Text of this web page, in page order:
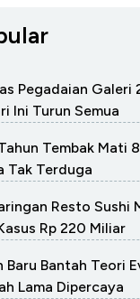
Pegadaian Galeri
Ini Turun Semua
Tembak Mati
Tak Terduga
Resto Sushi
Rp 220 Miliar
Baru Bantah Teori
Lama Dipercaya